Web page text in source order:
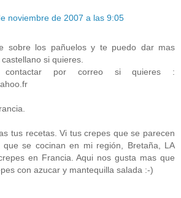
noviembre de 2007 a las 9:05
sobre los pañuelos y te puedo dar mas
si quieres.
contactar por correo si quieres :
tus recetas. Vi tus crepes que se parecen
que se cocinan en mi región, Bretaña, LA
en Francia. Aqui nos gusta mas que
con azucar y mantequilla salada :-)